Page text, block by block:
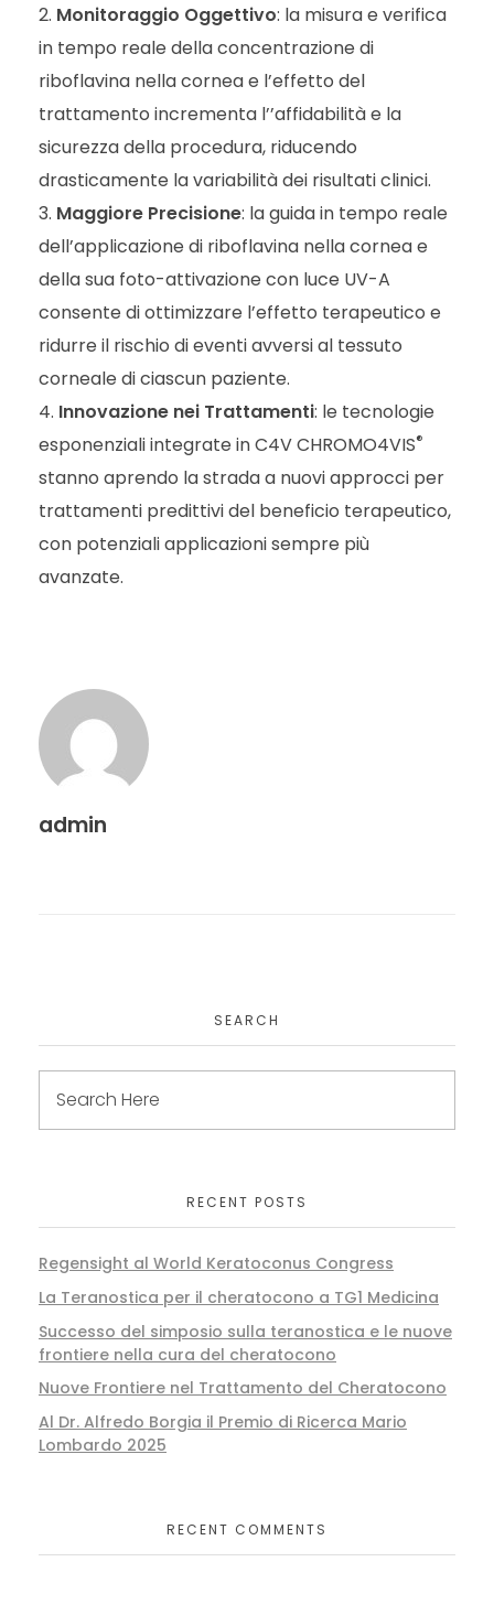
Monitoraggio Oggettivo: la misura e verifica
in tempo reale della concentrazione di
riboflavina nella cornea e l’effetto del
trattamento incrementa l’’affidabilità e la
sicurezza della procedura, riducendo
drasticamente la variabilità dei risultati clinici.
Maggiore Precisione: la guida in tempo reale
dell’applicazione di riboflavina nella cornea e
della sua foto-attivazione con luce UV-A
consente di ottimizzare l’effetto terapeutico e
ridurre il rischio di eventi avversi al tessuto
corneale di ciascun paziente.
Innovazione nei Trattamenti: le tecnologie
esponenziali integrate in C4V CHROMO4VIS®
stanno aprendo la strada a nuovi approcci per
trattamenti predittivi del beneficio terapeutico,
con potenziali applicazioni sempre più
avanzate.
admin
SEARCH
RECENT POSTS
Regensight al World Keratoconus Congress
La Teranostica per il cheratocono a TG1 Medicina
Successo del simposio sulla teranostica e le nuove
frontiere nella cura del cheratocono
Nuove Frontiere nel Trattamento del Cheratocono
Al Dr. Alfredo Borgia il Premio di Ricerca Mario
Lombardo 2025
RECENT COMMENTS